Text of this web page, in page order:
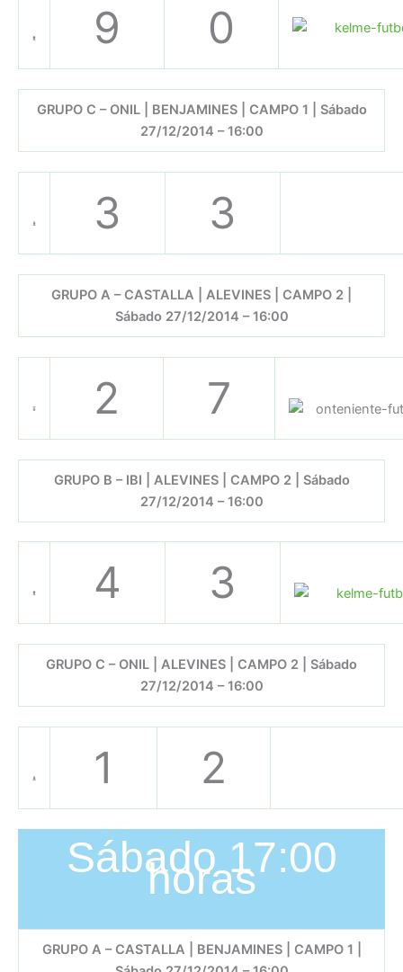
9 0
GRUPO C – ONIL | BENJAMINES | CAMPO 1 | Sábado
27/12/2014 – 16:00
3 3
GRUPO A – CASTALLA | ALEVINES | CAMPO 2 |
Sábado 27/12/2014 – 16:00
2 7
GRUPO B – IBI | ALEVINES | CAMPO 2 | Sábado
27/12/2014 – 16:00
4 3
GRUPO C – ONIL | ALEVINES | CAMPO 2 | Sábado
27/12/2014 – 16:00
1 2
Sábado 17:00
horas
GRUPO A – CASTALLA | BENJAMINES | CAMPO 1 |